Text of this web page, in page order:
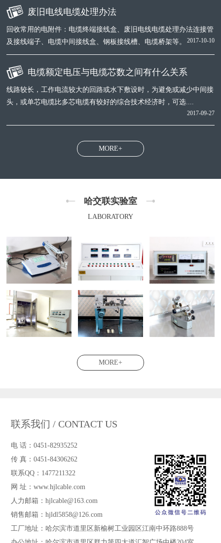
废旧电线电缆处理办法
回收常用的电附件：电缆终端接线盒、废旧电线电缆处理办法连接管
及接线端子、电缆中间接线盒、钢板接线槽、电缆桥架等。
2017-10-10
电缆额定电压与电缆芯数之间有什么关系
线路较长，工作电流较大的回路或水下敷设时，为避免或减少中间接
头，或单芯电缆比多芯电缆有较好的综合技术经济时，可选....
2017-09-27
MORE+
哈交联实验室
LABORATORY
MORE+
联系我们 / CONTACT US
电 话：0451-82935252
传 真：0451-84306262
联系QQ：1477211322
网 址：www.hjlcable.com
人力邮箱：hjlcable@163.com
销售邮箱：hjldl5858@126.com
工厂地址：哈尔滨市道里区新榆树工业园区江南中环路888号